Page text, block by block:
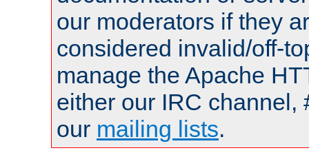
our moderators if they
considered invalid/off-
manage the Apache
either our IRC channel,
our mailing lists.